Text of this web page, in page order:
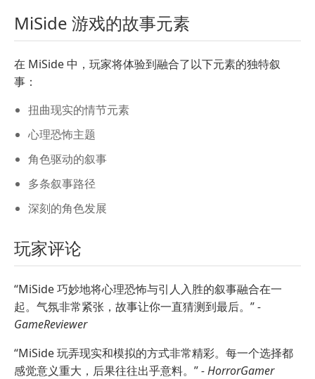
MiSide 游戏的故事元素
在 MiSide 中，玩家将体验到融合了以下元素的独特叙
事：
扭曲现实的情节元素
心理恐怖主题
角色驱动的叙事
多条叙事路径
深刻的角色发展
玩家评论
“MiSide 巧妙地将心理恐怖与引人入胜的叙事融合在一
起。气氛非常紧张，故事让你一直猜测到最后。”-
GameReviewer
“MiSide 玩弄现实和模拟的方式非常精彩。每一个选择都
感觉意义重大，后果往往出乎意料。”- HorrorGamer